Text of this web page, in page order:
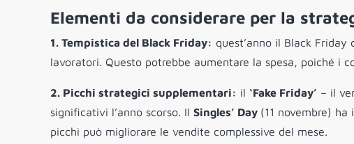
Elementi da considerare per la
1. Tempistica del Black Friday: quest’anno il Black
lavoratori. Questo potrebbe aumentare la spesa, poiché i
2. Picchi strategici supplementari: il ‘Fake Friday’ – il
significativi l’anno scorso. Il Singles’ Day (11 novembre)
picchi può migliorare le vendite complessive del mese.